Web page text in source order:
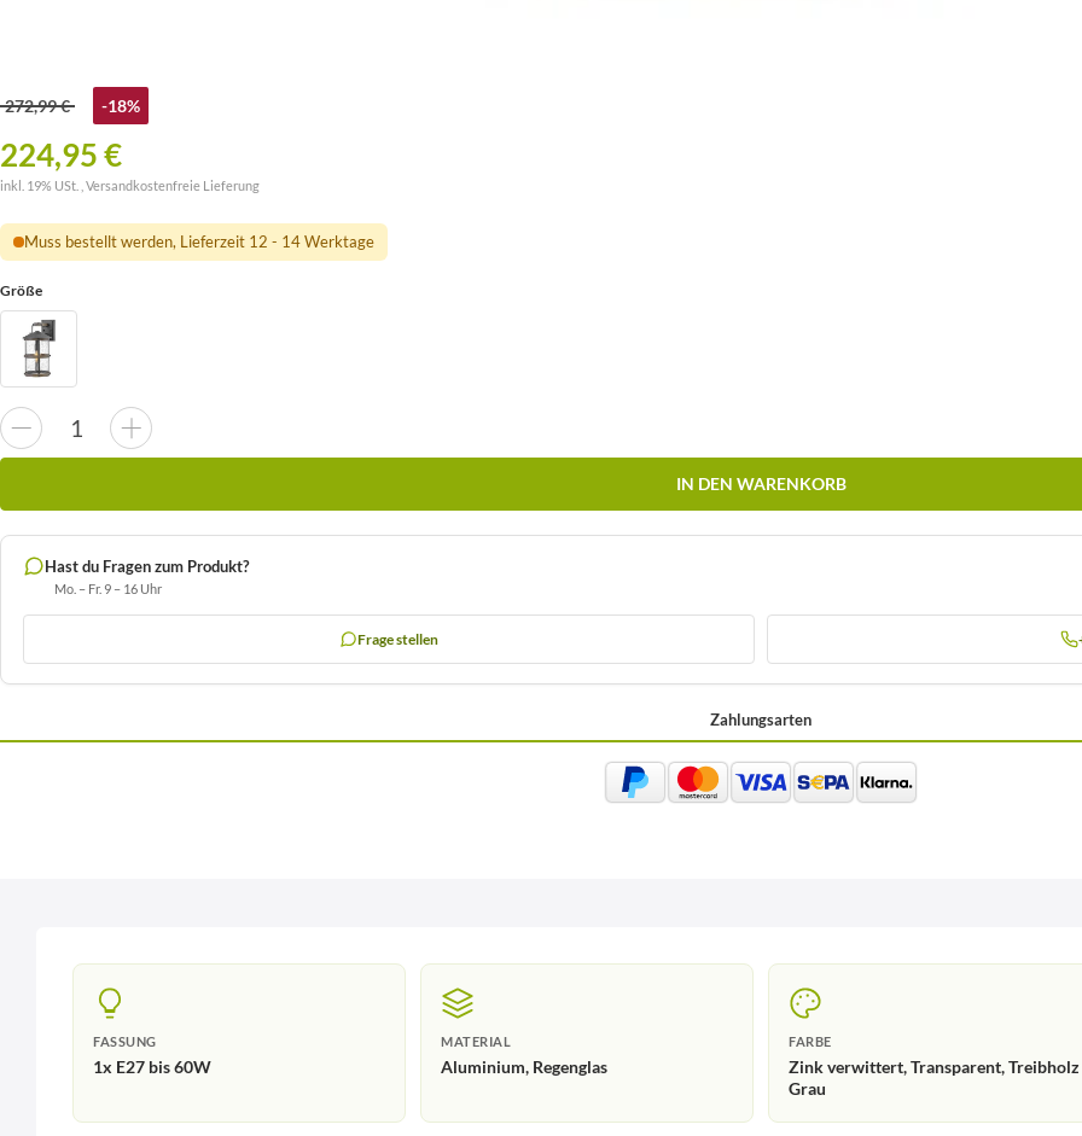
272,99 € -18%
224,95 €
inkl. 19% USt. , Versandkostenfreie Lieferung
Muss bestellt werden, Lieferzeit 12 - 14 Werktage
Größe
IN DEN WARENKORB
Hast du Fragen zum Produkt?
Mo. – Fr. 9 – 16 Uhr
Frage stellen
Zahlungsarten
FASSUNG
1x E27 bis 60W
MATERIAL
Aluminium, Regenglas
FARBE
Zink verwittert, Transparent, Treibholz
Grau